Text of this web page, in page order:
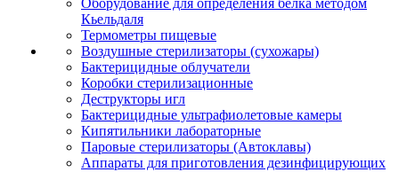
Оборудование для определения белка методом
Кьельдаля
Термометры пищевые
Воздушные стерилизаторы (сухожары)
Бактерицидные облучатели
Коробки стерилизационные
Деструкторы игл
Бактерицидные ультрафиолетовые камеры
Кипятильники лабораторные
Паровые стерилизаторы (Автоклавы)
Аппараты для приготовления дезинфицирующих